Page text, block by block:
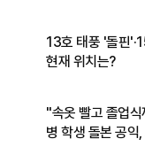
13호 태풍 '돌핀
현재 위치는?
"속옷 빨고 졸업
병 학생 돌본 공익